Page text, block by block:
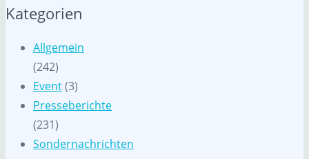
Kategorien
Allgemein
(242)
Event(3)
Presseberichte
(231)
Sondernachrichten